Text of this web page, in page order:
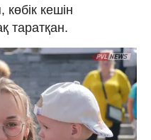
кешін
таратқан.